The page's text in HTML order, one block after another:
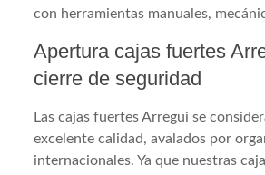
con herramientas manuales,
Apertura cajas fuertes
cierre de seguridad
Las cajas fuertes Arregui se
excelente calidad, avalados por
internacionales. Ya que nuestras